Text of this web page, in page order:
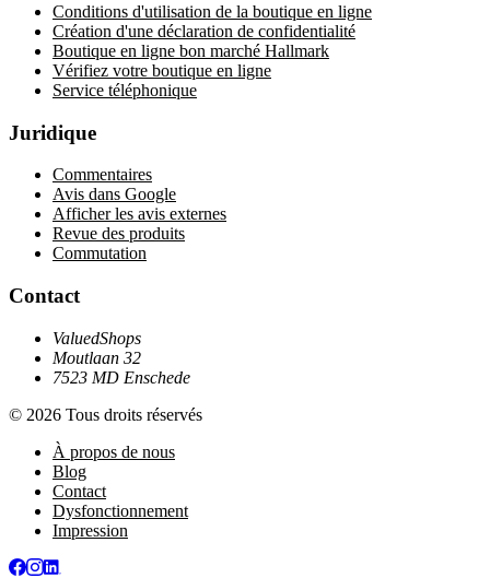
Conditions d'utilisation de la boutique en ligne
Création d'une déclaration de confidentialité
Boutique en ligne bon marché Hallmark
Vérifiez votre boutique en ligne
Service téléphonique
Juridique
Commentaires
Avis dans Google
Afficher les avis externes
Revue des produits
Commutation
Contact
ValuedShops
Moutlaan 32
7523 MD Enschede
© 2026 Tous droits réservés
À propos de nous
Blog
Contact
Dysfonctionnement
Impression